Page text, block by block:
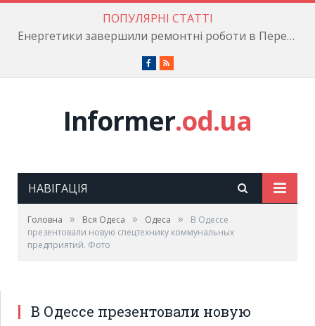
ПОПУЛЯРНІ СТАТТІ
Енергетики завершили ремонтні роботи в Пересипському районі
Facebook
RSS
Informer.od.ua
НАВІГАЦІЯ
Головна » Вся Одеса » Одеса »
В Одессе
презентовали новую спецтехнику коммунальных
предприятий. Фото
В Одессе презентовали новую